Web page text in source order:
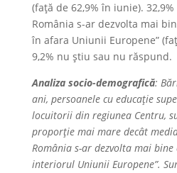
(față de 62,9% în iunie).
România s-ar dezvolta mai
în afara Uniunii Europene”
9,2% nu știu sau nu răspund.
Analiza socio-demografică:
ani, persoanele cu educație
locuitorii din regiunea Centru,
proporție mai mare decât
România s-ar dezvolta mai
interiorul Uniunii Europene”.